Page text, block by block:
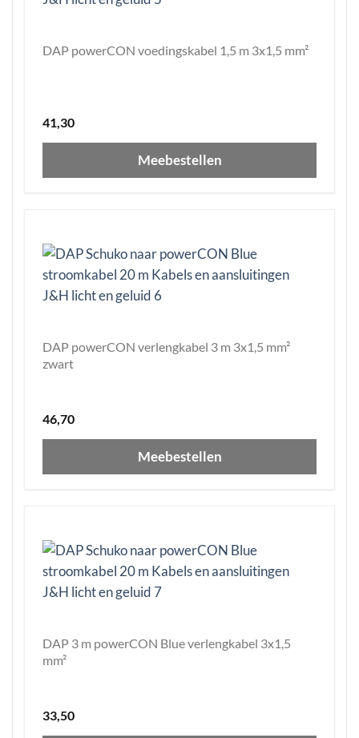
DAP powerCON voedingskabel 1,5 m 3x1,5 mm²
41,30
Meebestellen
DAP powerCON verlengkabel 3 m 3x1,5 mm²
zwart
46,70
Meebestellen
DAP 3 m powerCON Blue verlengkabel 3x1,5
mm²
33,50